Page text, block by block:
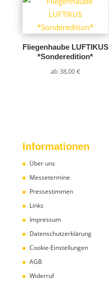
Fliegenhaube LUFTIKUS
*Sonderedition*
ab38,00€
Informationen
Über uns
Messetermine
Pressestimmen
Links
Impressum
Datenschutzerklärung
Cookie-Einstellungen
AGB
Widerruf